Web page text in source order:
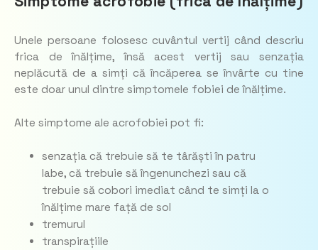
Unele persoane folosesc cuvântul vertij când descriu
frica de înălțime, însă acest vertij sau senzația
neplăcută de a simți că încăperea se învârte cu tine
este doar unul dintre simptomele fobiei de înălțime.
Alte simptome ale acrofobiei pot fi:
senzația că trebuie să te târăști în patru
labe, că trebuie să îngenunchezi sau că
trebuie să cobori imediat când te simți la o
înălțime mare față de sol
tremurul
transpirațiile